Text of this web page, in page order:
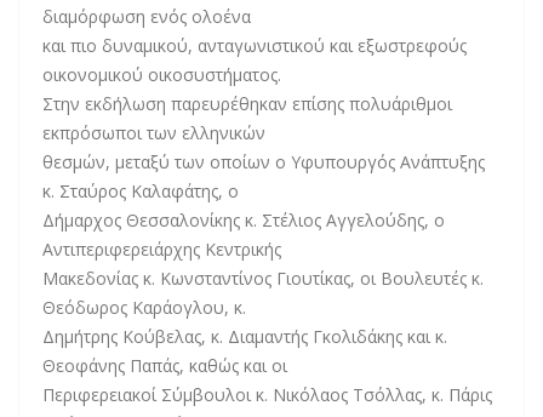
διαμόρφωση ενός ολοένα
και πιο δυναμικού, ανταγωνιστικού και εξωστρεφούς
οικονομικού οικοσυστήματος.
Στην εκδήλωση παρευρέθηκαν επίσης πολυάριθμοι
εκπρόσωποι των ελληνικών
θεσμών, μεταξύ των οποίων ο Υφυπουργός Ανάπτυξης
κ. Σταύρος Καλαφάτης, ο
Δήμαρχος Θεσσαλονίκης κ. Στέλιος Αγγελούδης, ο
Αντιπεριφερειάρχης Κεντρικής
Μακεδονίας κ. Κωνσταντίνος Γιουτίκας, οι Βουλευτές κ.
Θεόδωρος Καράογλου, κ.
Δημήτρης Κούβελας, κ. Διαμαντής Γκολιδάκης και κ.
Θεοφάνης Παπάς, καθώς και οι
Περιφερειακοί Σύμβουλοι κ. Νικόλαος Τσόλλας, κ. Πάρις